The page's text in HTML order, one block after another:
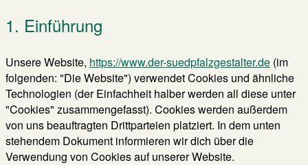
1. Einführung
Unsere Website, https://www.der-suedpfalzgestalter.de (im
folgenden: "Die Website") verwendet Cookies und ähnliche
Technologien (der Einfachheit halber werden all diese unter
"Cookies" zusammengefasst). Cookies werden außerdem
von uns beauftragten Drittparteien platziert. In dem unten
stehendem Dokument informieren wir dich über die
Verwendung von Cookies auf unserer Website.